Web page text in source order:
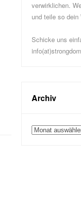
verwirklichen.
und teile so
Schicke uns
Archiv
Archiv